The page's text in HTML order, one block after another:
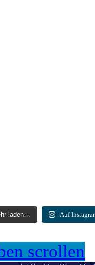
laden… Auf
scrollen